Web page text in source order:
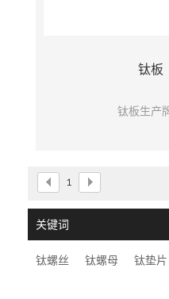
钛板
钛板生产
俄标牌号：BT1-00、
国内牌号：TA0、TA2、
TA7、TA9、TA10、
TC3、
1
关键词
钛螺丝 钛螺母 钛垫片